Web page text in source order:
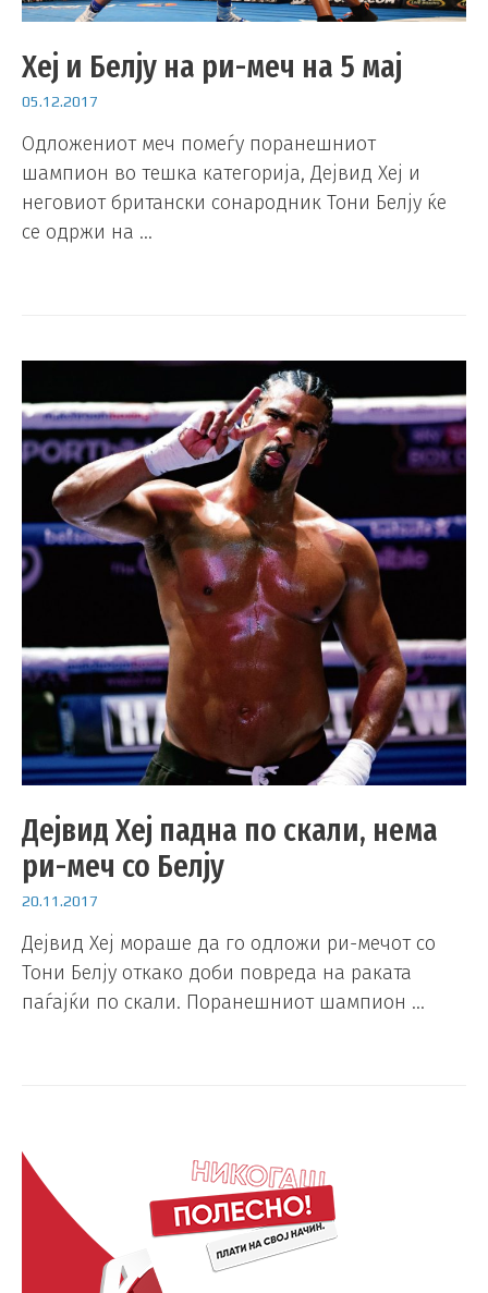
Хеј и Белју на ри-меч на 5 мај
05.12.2017
Одложениот меч помеѓу поранешниот
шампион во тешка категорија, Дејвид Хеј и
неговиот британски сонародник Тони Белју ќе
се одржи на …
Дејвид Хеј падна по скали, нема
ри-меч со Белју
20.11.2017
Дејвид Хеј мораше да го одложи ри-мечот со
Тони Белју откако доби повреда на раката
паѓајќи по скали. Поранешниот шампион …